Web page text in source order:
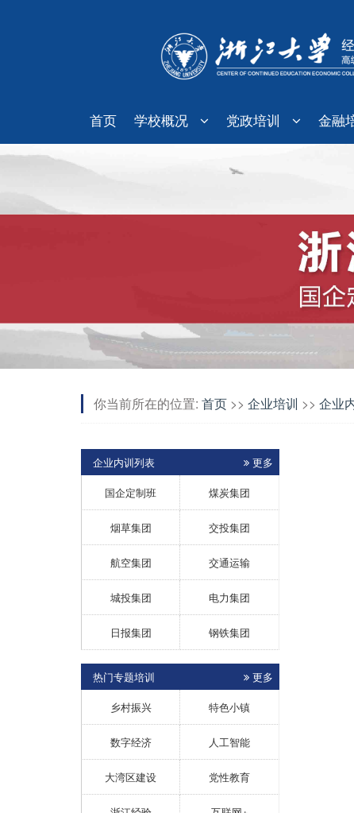
首页 学校概况 党政培训 金融
你当前所在的位置: 首页 >> 企业培训 >> 企业
企业内训列表
更多
国企定制班
煤炭集团
烟草集团 交投集团
航空集团 交通运输
城投集团 电力集团
日报集团 钢铁集团
热门专题培训
更多
乡村振兴
特色小镇
数字经济 人工智能
大湾区建设 党性教育